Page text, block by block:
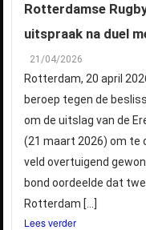
Rotterdamse
uitspraak na duel
21/04/2026
Rotterdam, 20 april
beroep tegen de
om de uitslag van de
(21 maart 2026) om te
veld overtuigend
bond oordeelde dat
Rotterdam […]
Lees verder